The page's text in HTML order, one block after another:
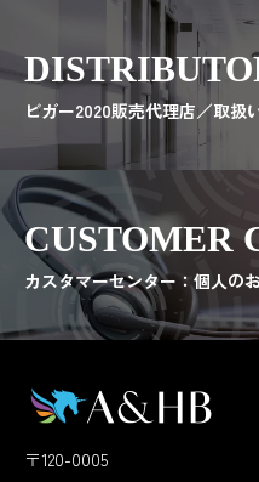
ビガー2020販売代理店／取扱
CUSTOMER
カスタマーセンター：個人の
〒120-0005